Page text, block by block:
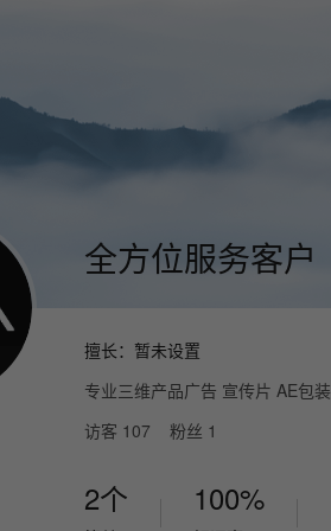
全方位服务客户
擅长： 暂未设置
专业三维产品广告 宣传片 AE包
访客 107 粉丝 1
2个 100%